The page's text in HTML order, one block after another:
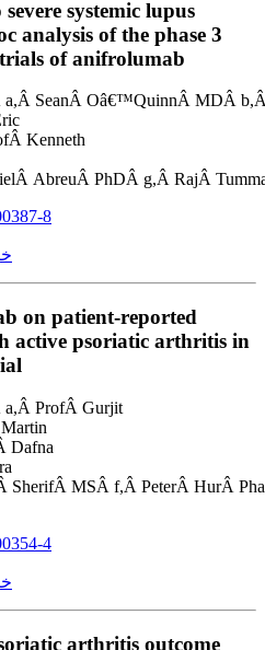
systemic lupus
analysis of the phase 3
of anifrolumab
SeanÂ Oâ€™QuinnÂ MDÂ
Kenneth
AbreuÂ PhDÂ g,Â RajÂ
8
on patient-reported
active psoriatic arthritis in
ProfÂ Gurjit
Dafna
SherifÂ MSÂ f,Â PeterÂ HurÂ
4
arthritis outcome